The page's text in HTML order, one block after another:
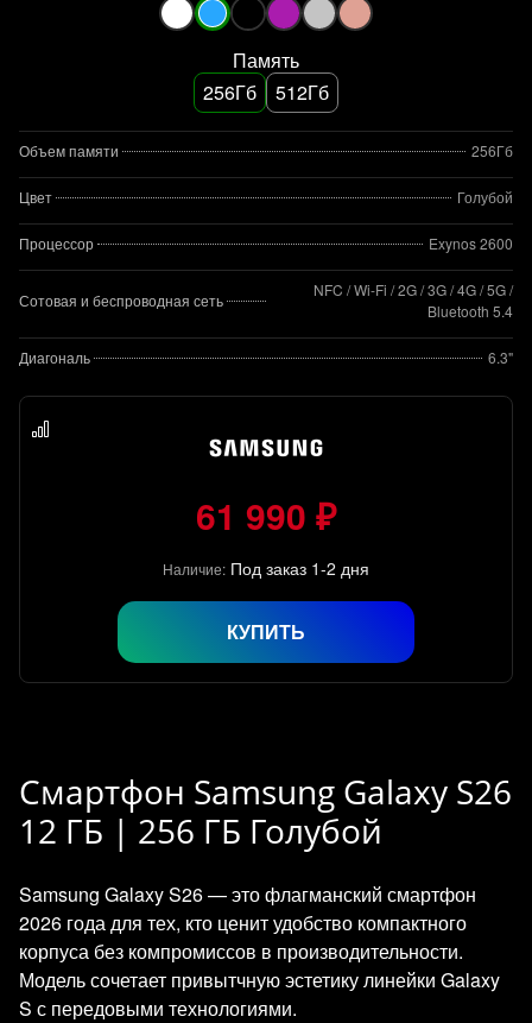
Память
256Гб
512Гб
Объем памяти 256Гб
Цвет Голубой
Процессор Exynos 2600
Сотовая и беспроводная сеть
NFC / Wi-Fi / 2G / 3G / 4G / 5G /
Bluetooth 5.4
Диагональ 6.3"
61 990 ₽
Наличие: Под заказ 1-2 дня
КУПИТЬ
Смартфон Samsung Galaxy S26
12 ГБ | 256 ГБ Голубой
Samsung Galaxy S26 — это флагманский смартфон
2026 года для тех, кто ценит удобство компактного
корпуса без компромиссов в производительности.
Модель сочетает привытчную эстетику линейки Galaxy
S с передовыми технологиями.